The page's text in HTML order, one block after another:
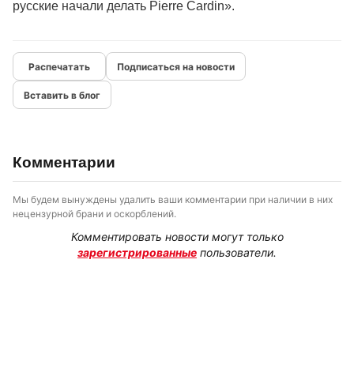
русские начали делать Pierre Cardin».
Подписаться на новости
Вставить в блог
Комментарии
Мы будем вынуждены удалить ваши комментарии при наличии в них
нецензурной брани и оскорблений.
Комментировать новости могут только
зарегистрированные пользователи.